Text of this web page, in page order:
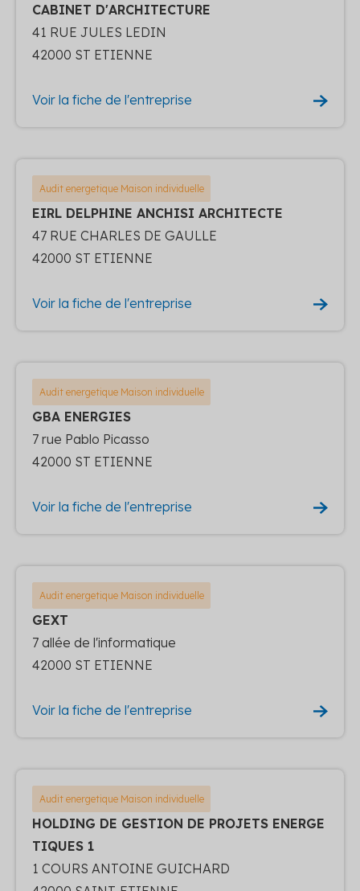
CABINET D'ARCHITECTURE
41 RUE JULES LEDIN
42000 ST ETIENNE
Voir la fiche de l'entreprise
Audit energetique Maison individuelle
EIRL DELPHINE ANCHISI ARCHITECTE
47 RUE CHARLES DE GAULLE
42000 ST ETIENNE
Voir la fiche de l'entreprise
Audit energetique Maison individuelle
GBA ENERGIES
7 rue Pablo Picasso
42000 ST ETIENNE
Voir la fiche de l'entreprise
Audit energetique Maison individuelle
GEXT
7 allée de l'informatique
42000 ST ETIENNE
Voir la fiche de l'entreprise
Audit energetique Maison individuelle
HOLDING DE GESTION DE PROJETS ENERGE
TIQUES 1
1 COURS ANTOINE GUICHARD